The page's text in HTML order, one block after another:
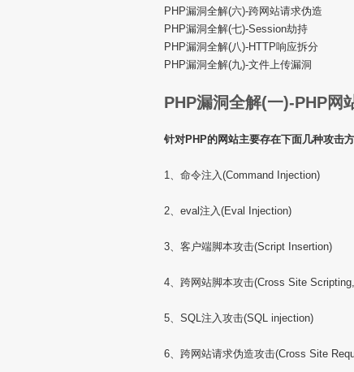
PHP漏洞全解(六)-跨网站请求伪造
PHP漏洞全解(七)-Session劫持
PHP漏洞全解(八)-HTTP响应拆分
PHP漏洞全解(九)-文件上传漏洞
PHP漏洞全解(一)-PHP网
针对PHP的网站主要存在下面几种攻击方
1、命令注入(Command Injection)
2、eval注入(Eval Injection)
3、客户端脚本攻击(Script Insertion)
4、跨网站脚本攻击(Cross Site
5、SQL注入攻击(SQL injection)
6、跨网站请求伪造攻击(Cross Site